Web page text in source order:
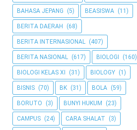
BAHASA JEPANG (5) BEASISWA (11)
BERITA DAERAH (68)
BERITA INTERNASIONAL (407)
BERITA NASIONAL (617) BIOLOGI (160)
BIOLOGI KELAS XI (31) BIOLOGY (1)
BISNIS (70) BK (31) BOLA (59)
BORUTO (3) BUNYI HUKUM (23)
CAMPUS (24) CARA SHALAT (3)